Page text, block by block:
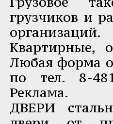
грузчиков и
Квартирные,
Любая форма
по тел. 8-
Реклама.
ДВЕРИ